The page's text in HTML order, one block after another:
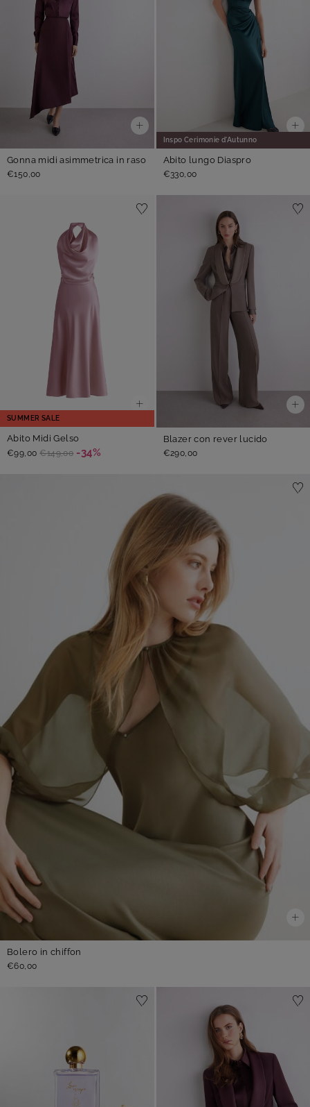
Gonna midi asimmetrica in raso
€150,00
Inspo Cerimonie d'Autunno
Abito lungo Diaspro
€330,00
SUMMER SALE
Abito Midi Gelso
€99,00 €149,00 -34%
Blazer con rever lucido
€290,00
Bolero in chiffon
€60,00